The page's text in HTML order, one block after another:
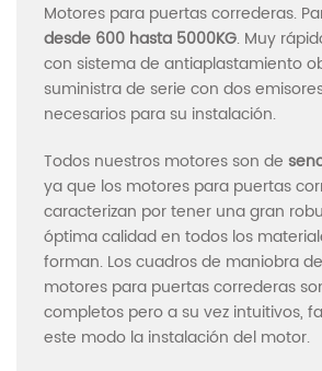
Motores para puertas correderas.
desde 600 hasta 5000KG. Muy
con sistema de antiaplastamiento
suministra de serie con dos
necesarios para su instalación.
Todos nuestros motores son de
ya que los motores para puertas
caracterizan por tener una gran
óptima calidad en todos los
forman. Los cuadros de maniobra
motores para puertas correderas
completos pero a su vez intuitivos,
este modo la instalación del motor.